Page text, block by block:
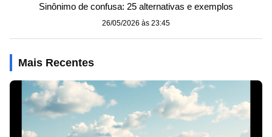
Sinônimo de confusa: 25 alternativas e exemplos
26/05/2026 às 23:45
Mais Recentes